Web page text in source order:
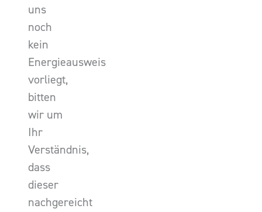
uns
noch
kein
Energieausweis
vorliegt,
bitten
wir um
Ihr
Verständnis,
dass
dieser
nachgereicht